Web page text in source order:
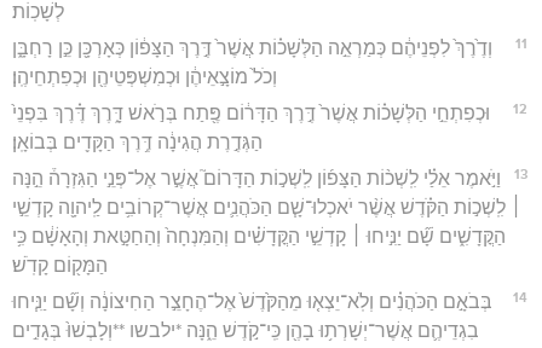
לְשָׁכֽוֹת׃
11
וְדֶ֙רֶךְ֙ לִפְנֵיהֶ֔ם כְּמַרְאֵ֣ה הַלְּשָׁכ֗וֹת אֲשֶׁר֙ דֶּ֣רֶךְ הַצָּפ֔וֹן כְּאָרְכָּ֖ן כֵּ֣ן רָחְבָּ֑ן
וְכֹל֙ מוֹצָ֣אֵיהֶ֔ן וּכְמִשְׁפְּטֵיהֶ֖ן וּכְפִתְחֵיהֶֽן׃
12
וּכְפִתְחֵ֣י הַלְּשָׁכ֗וֹת אֲשֶׁר֙ דֶּ֣רֶךְ הַדָּר֔וֹם פֶּ֖תַח בְּרֹ֣אשׁ דָּ֑רֶךְ דֶּ֗רֶךְ בִּפְנֵי֙
הַגְּדֶ֣רֶת הֲגִינָ֔ה דֶּ֥רֶךְ הַקָּדִ֖ים בְּבוֹאָֽן׃
13
וַיֹּ֣אמֶר אֵלַ֗י לִֽשְׁכ֨וֹת הַצָּפ֜וֹן לִֽשְׁכ֣וֹת הַדָּרוֹם֮ אֲשֶׁ֣ר אֶל־פְּנֵ֣י הַגִּזְרָה֒ הֵ֣נָּה
׀ לִֽשְׁכ֣וֹת הַקֹּ֗דֶשׁ אֲשֶׁ֨ר יֹאכְלוּ־שָׁ֧ם הַכֹּהֲנִ֛ים אֲשֶׁר־קְרוֹבִ֥ים לַֽיהוָ֖ה קָדְשֵׁ֣י
הַקֳּדָשִׁ֑ים שָׁ֞ם יַנִּ֣יחוּ ׀ קָדְשֵׁ֣י הַקֳּדָשִׁ֗ים וְהַמִּנְחָה֙ וְהַחַטָּ֣את וְהָאָשָׁ֔ם כִּ֥י
הַמָּק֖וֹם קָדֹֽשׁ׃
14
בְּבֹאָ֣ם הַכֹּהֲנִ֗ים וְלֹֽא־יֵצְא֤וּ מֵהַקֹּ֙דֶשׁ֙ אֶל־הֶחָצֵ֣ר הַחִיצוֹנָ֔ה וְשָׁ֞ם יַנִּ֧יחוּ
בִגְדֵיהֶ֛ם אֲשֶׁר־יְשָׁרְת֥וּ בָהֶ֖ן כִּֽי־קֹ֣דֶשׁ הֵ֑נָּה *ילבשו **וְלָבְשׁוּ֙ בְּגָדִ֣ים